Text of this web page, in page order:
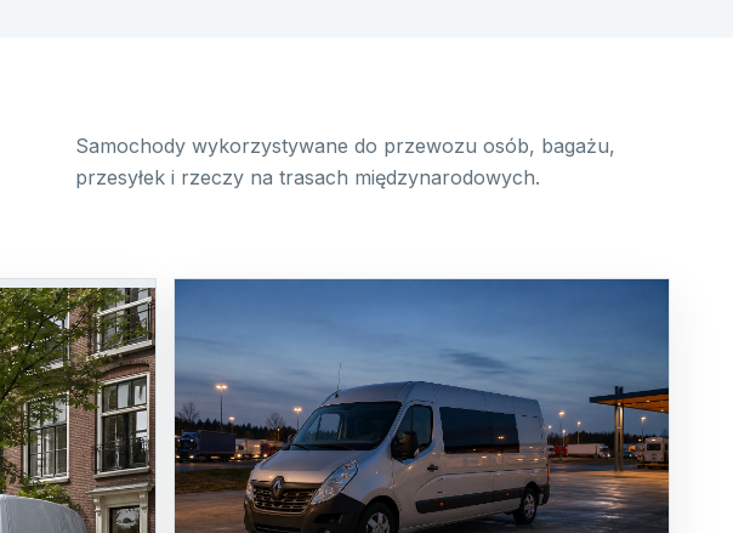
Samochody wykorzystywane do przewozu osób, bagażu,
przesyłek i rzeczy na trasach międzynarodowych.